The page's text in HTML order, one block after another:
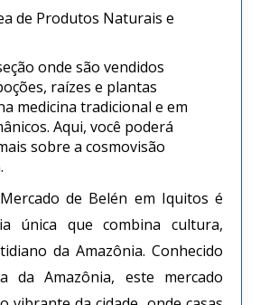
de Produtos Naturais e
onde são vendidos
raízes e plantas
medicina tradicional e em
Aqui, você poderá
sobre a cosmovisão
de Belén em Iquitos é
única que combina cultura,
da Amazônia. Conhecido
da Amazônia, este mercado